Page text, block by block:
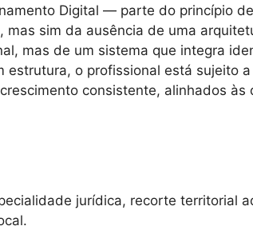
Digital — parte do princípio
sim da ausência de uma
mas de um sistema que integra
o profissional está sujeito
consistente, alinhados
jurídica, recorte territorial